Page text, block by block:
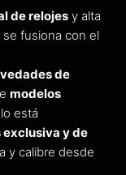
de relojes y alta
fusiona con el
de
modelos
está
y de
y calibre desde